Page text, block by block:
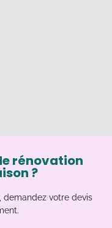
rénovation
?
demandez votre devis